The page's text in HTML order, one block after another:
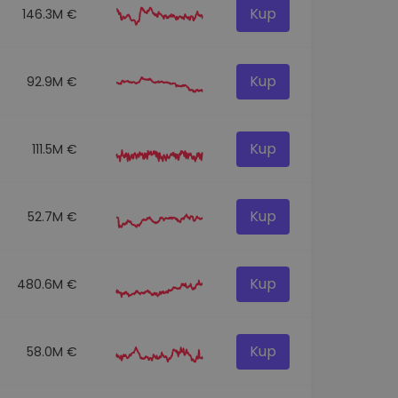
146.3M € Kup
92.9M € Kup
111.5M € Kup
52.7M € Kup
480.6M € Kup
58.0M € Kup